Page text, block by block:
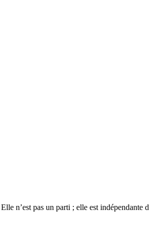
n’est pas un parti ; elle est